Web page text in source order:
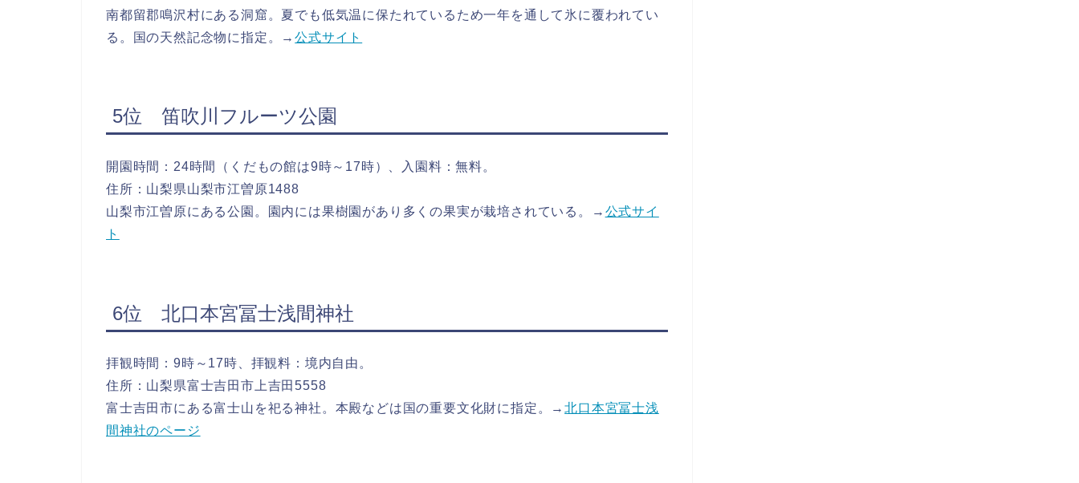
南都留郡鳴沢村にある洞窟。夏でも低気温に保たれているため一年を通して氷に覆われてい
る。国の天然記念物に指定。→公式サイト
5位 笛吹川フルーツ公園
開園時間：24時間（くだもの館は9時～17時）、入園料：無料。
住所：山梨県山梨市江曽原1488
山梨市江曽原にある公園。園内には果樹園があり多くの果実が栽培されている。→ 公式サイ
ト
6位 北口本宮冨士浅間神社
拝観時間：9時～17時、拝観料：境内自由。
住所：山梨県富士吉田市上吉田5558
富士吉田市にある富士山を祀る神社。本殿などは国の重要文化財に指定。→北口本宮冨士浅
間神社のページ